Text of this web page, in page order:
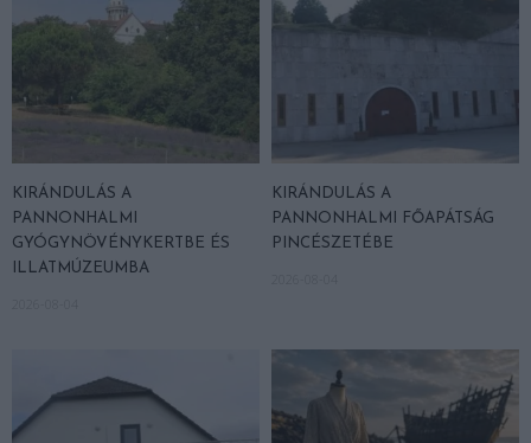
KIRÁNDULÁS A
PANNONHALMI
GYÓGYNÖVÉNYKERTBE ÉS
ILLATMÚZEUMBA
KIRÁNDULÁS A
PANNONHALMI FŐAPÁTSÁG
PINCÉSZETÉBE